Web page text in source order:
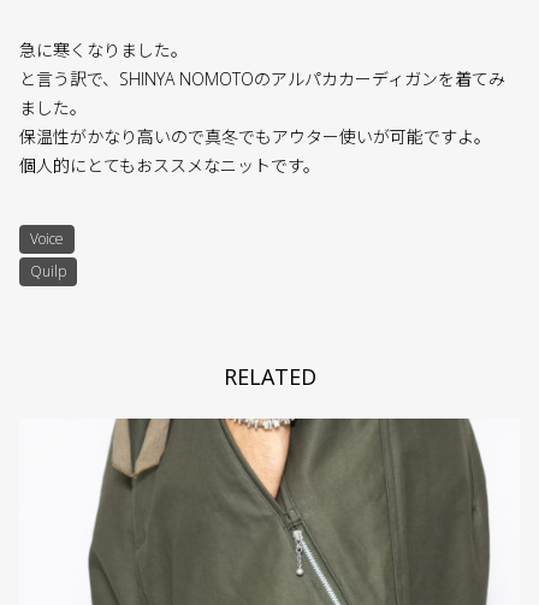
急に寒くなりました。
と言う訳で、SHINYA NOMOTOのアルパカカーディガンを着てみ
ました。
保温性がかなり高いので真冬でもアウター使いが可能ですよ。
個人的にとてもおススメなニットです。
Voice
Quilp
RELATED